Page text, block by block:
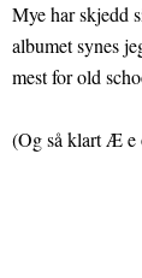
Mye har skjedd
albumet synes
mest for old
(Og så klart Æ e